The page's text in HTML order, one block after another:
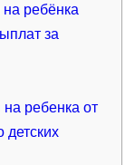
ребёнка
за
ребенка от
детских